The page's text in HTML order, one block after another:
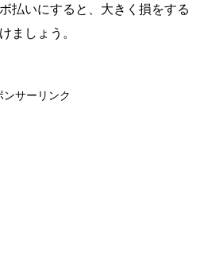
払いにすると、大きく損をする
ましょう。
ンサーリンク